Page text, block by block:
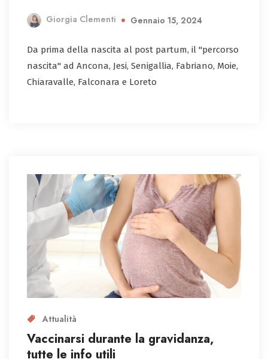
Giorgia Clementi Gennaio 15, 2024
Da prima della nascita al post partum, il "percorso
nascita" ad Ancona, Jesi, Senigallia, Fabriano, Moie,
Chiaravalle, Falconara e Loreto
Attualità
Vaccinarsi durante la gravidanza,
tutte le info utili